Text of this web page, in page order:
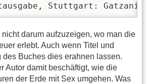
Stuttgart:
darum aufzuzeigen, wo man die
erlebt. Auch wenn Titel und
Buches dies erahnen lassen.
Autor damit beschäftigt, wie die
der Erde mit Sex umgehen. Was